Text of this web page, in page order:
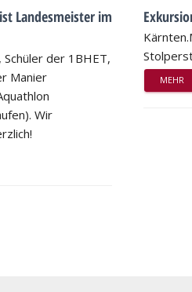
Landesmeister im
der 1BHET,
Manier
Wir
MEHR